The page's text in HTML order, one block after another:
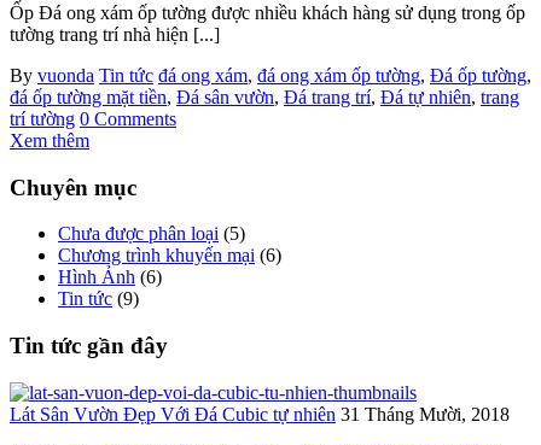
Ốp Đá ong xám ốp tường được nhiều khách hàng sử dụng trong ốp
tường trang trí nhà hiện [...]
By vuonda Tin tức đá ong xám, đá ong xám ốp tường, Đá ốp tường,
đá ốp tường mặt tiền, Đá sân vườn, Đá trang trí, Đá tự nhiên, trang
trí tường 0 Comments
Xem thêm
Chuyên mục
Chưa được phân loại (5)
Chương trình khuyến mại (6)
Hình Ảnh (6)
Tin tức (9)
Tin tức gần đây
Lát Sân Vườn Đẹp Với Đá Cubic tự nhiên 31 Tháng Mười, 2018